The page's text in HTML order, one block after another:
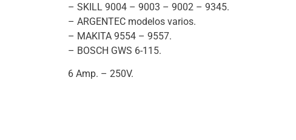
– SKILL 9004 – 9003 – 9002 – 9345.
– ARGENTEC modelos varios.
– MAKITA 9554 – 9557.
– BOSCH GWS 6-115.
6 Amp. – 250V.